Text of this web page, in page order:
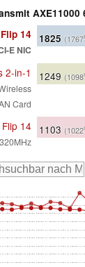
AXE11000
14
E NIC
1825 (1767
2-in-1
Card
1249 (1098
14 1103 (1022